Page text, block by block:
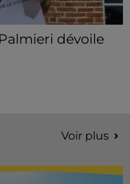
dévoile
Voir plus